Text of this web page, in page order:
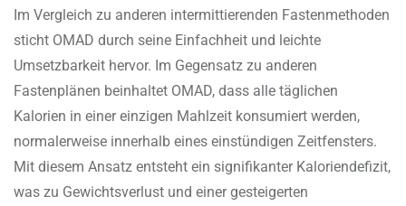
Im Vergleich zu anderen intermittierenden Fastenmethoden
sticht OMAD durch seine Einfachheit und leichte
Umsetzbarkeit hervor. Im Gegensatz zu anderen
Fastenplänen beinhaltet OMAD, dass alle täglichen
Kalorien in einer einzigen Mahlzeit konsumiert werden,
normalerweise innerhalb eines einstündigen Zeitfensters.
Mit diesem Ansatz entsteht ein signifikanter Kaloriendefizit,
was zu Gewichtsverlust und einer gesteigerten